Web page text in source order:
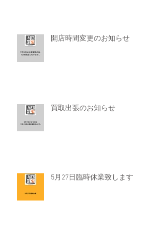
開店時間変更のお知らせ
買取出張のお知らせ
5月27日臨時休業致します